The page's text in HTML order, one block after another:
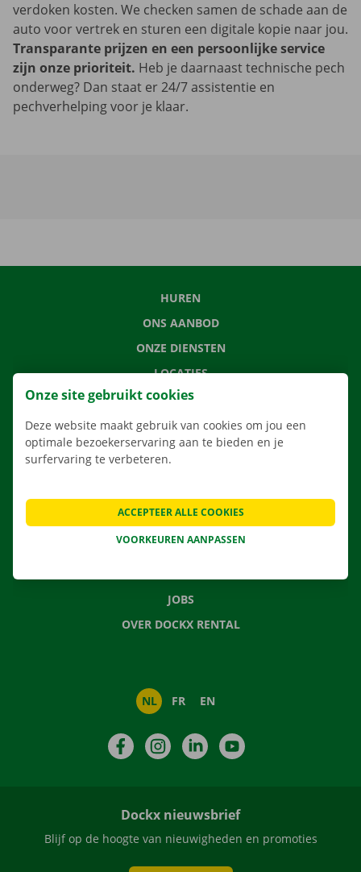
verdoken kosten. We checken samen de schade aan de
auto voor vertrek en sturen een digitale kopie naar jou.
Transparante prijzen en een persoonlijke service
zijn onze prioriteit. Heb je daarnaast technische pech
onderweg? Dan staat er 24/7 assistentie en
pechverhelping voor je klaar.
HUREN
ONS AANBOD
ONZE DIENSTEN
LOCATIES
APP
VERHUISOPLOSSINGEN
CONTACTEER ONS
VEELGESTELDE VRAGEN
JOBS
OVER DOCKX RENTAL
NL FR EN
FacebookInstagramLinkedIn
Dockx nieuwsbrief
Blijf op de hoogte van nieuwigheden en promoties
Onze site gebruikt cookies
Deze website maakt gebruik van cookies om jou een
optimale bezoekerservaring aan te bieden en je
surfervaring te verbeteren.
VOORKEUREN AANPASSEN
ACCEPTEER ALLE COOKIES